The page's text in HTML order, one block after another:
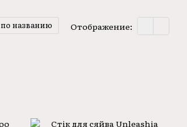
по названию Отображение: